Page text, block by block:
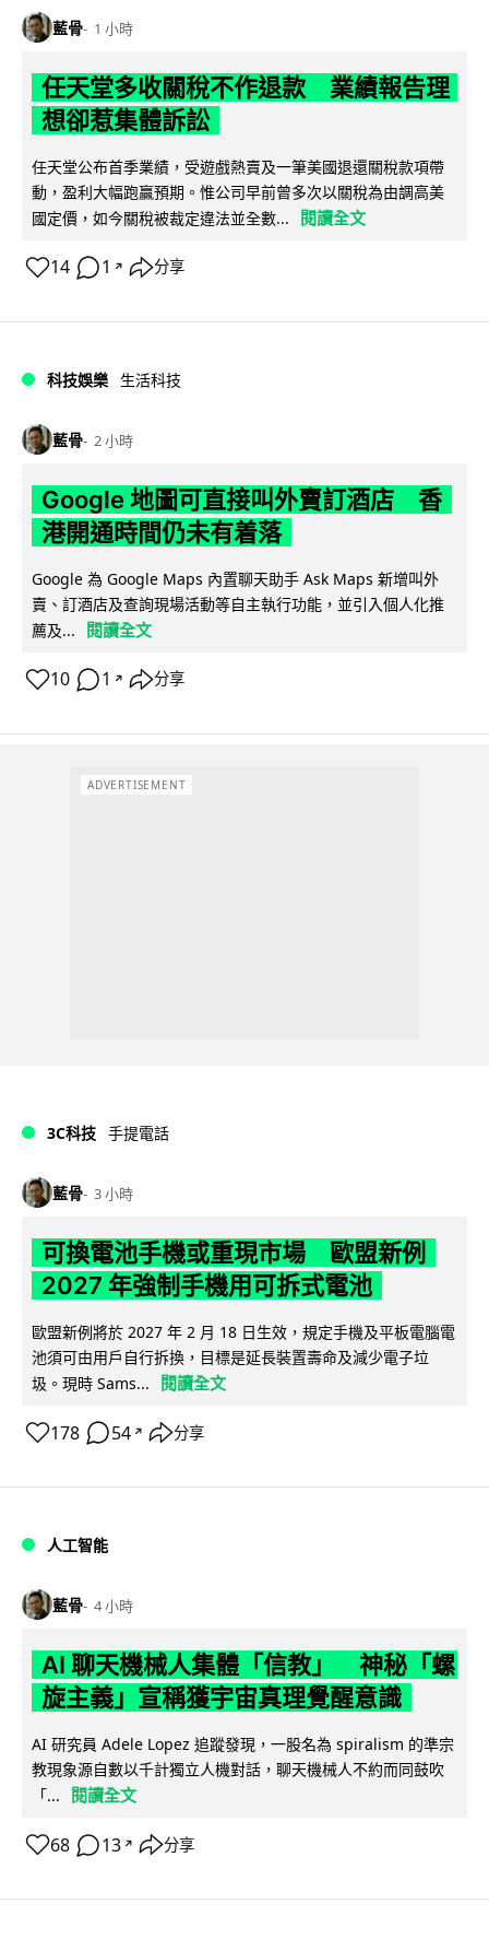
藍骨 1 小時
任天堂多收關稅不作退款 業績報告理
想卻惹集體訴訟
任天堂公布首季業績，受遊戲熱賣及一筆美國退還關稅款項帶
動，盈利大幅跑贏預期。惟公司早前曾多次以關稅為由調高美
國定價，如今關稅被裁定違法並全數...
閱讀全文
14 1 ↗ 分享
科技娛樂 生活科技
藍骨 2 小時
Google 地圖可直接叫外賣訂酒店 香
港開通時間仍未有着落
Google 為 Google Maps 內置聊天助手 Ask Maps 新增叫外
賣、訂酒店及查詢現場活動等自主執行功能，並引入個人化推
薦及...
閱讀全文
10 1 ↗ 分享
ADVERTISEMENT
3C科技 手提電話
藍骨 3 小時
可換電池手機或重現市場 歐盟新例
2027 年強制手機用可拆式電池
歐盟新例將於 2027 年 2 月 18 日生效，規定手機及平板電腦電
池須可由用戶自行拆換，目標是延長裝置壽命及減少電子垃
圾。現時 Sams...
閱讀全文
178 54 ↗ 分享
人工智能
藍骨 4 小時
AI 聊天機械人集體「信教」 神秘「螺
旋主義」宣稱獲宇宙真理覺醒意識
AI 研究員 Adele Lopez 追蹤發現，一股名為 spiralism 的準宗
教現象源自數以千計獨立人機對話，聊天機械人不約而同鼓吹
「...
閱讀全文
68 13 ↗ 分享